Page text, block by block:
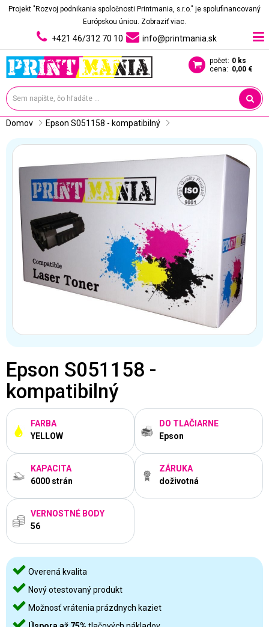
Projekt "Rozvoj podnikania spoločnosti Printmania, s.r.o." je spolufinancovaný
Európskou úniou. Zobraziť viac.
+421 46/312 70 10 info@printmania.sk
počet: 0 ks
cena: 0,00 €
Domov Epson S051158 - kompatibilný
Epson S051158 -
kompatibilný
FARBA
YELLOW
DO TLAČIARNE
Epson
KAPACITA
6000 strán
ZÁRUKA
doživotná
VERNOSTNÉ BODY
56
Overená kvalita
Nový otestovaný produkt
Možnosť vrátenia prázdnych kaziet